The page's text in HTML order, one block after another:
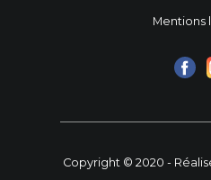
Mentions
Copyright © 2020 -